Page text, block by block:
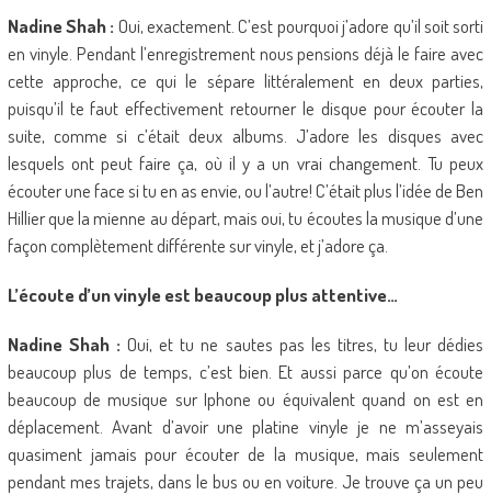
Nadine Shah : Oui, exactement. C’est pourquoi j’adore qu’il soit sorti
en vinyle. Pendant l’enregistrement nous pensions déjà le faire avec
cette approche, ce qui le sépare littéralement en deux parties,
puisqu’il te faut effectivement retourner le disque pour écouter la
suite, comme si c’était deux albums. J’adore les disques avec
lesquels ont peut faire ça, où il y a un vrai changement. Tu peux
écouter une face si tu en as envie, ou l’autre! C’était plus l’idée de Ben
Hillier que la mienne au départ, mais oui, tu écoutes la musique d’une
façon complètement différente sur vinyle, et j’adore ça.
L’écoute d’un vinyle est beaucoup plus attentive…
Nadine Shah : Oui, et tu ne sautes pas les titres, tu leur dédies
beaucoup plus de temps, c’est bien. Et aussi parce qu’on écoute
beaucoup de musique sur Iphone ou équivalent quand on est en
déplacement. Avant d’avoir une platine vinyle je ne m’asseyais
quasiment jamais pour écouter de la musique, mais seulement
pendant mes trajets, dans le bus ou en voiture. Je trouve ça un peu